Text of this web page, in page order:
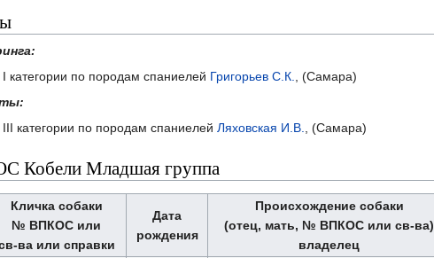
I категории по породам спаниелей Григорьев С.К., (Самара)
III категории по породам спаниелейЛяховская И.В., (Самара)
Кобели Младшая группа
Кличка собаки
№ ВПКОС или
ва или справки
Дата
рождения
Происхождение собаки
(отец, мать, № ВПКОС или св-ва)
владелец